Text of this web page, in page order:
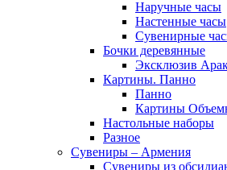
Наручные часы
Настенные часы
Сувенирные
Бочки деревянные
Эксклюзив
Картины. Панно
Панно
Картины
Настольные наборы
Разное
Сувениры – Армения
Сувениры из